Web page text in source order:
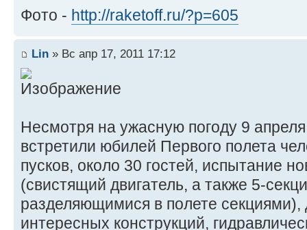
Фото - http://raketoff.ru/?p=605
Lin » Вс апр 17, 2011 17:12
Несмотря на ужасную погоду 9
встретили юбилей Первого полета
пусков, около 30 гостей, испытание
(свистящий двигатель, а также 5-
разделяющимися в полете секциями),
интересных конструкций,